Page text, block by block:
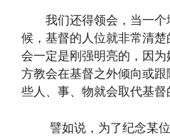
我们还得领会，当一个
候，基督的人位就非常清
会一定是刚强明亮的，因
方教会在基督之外倾向或
些人、事、物就会取代基督
譬如说，为了纪念某位